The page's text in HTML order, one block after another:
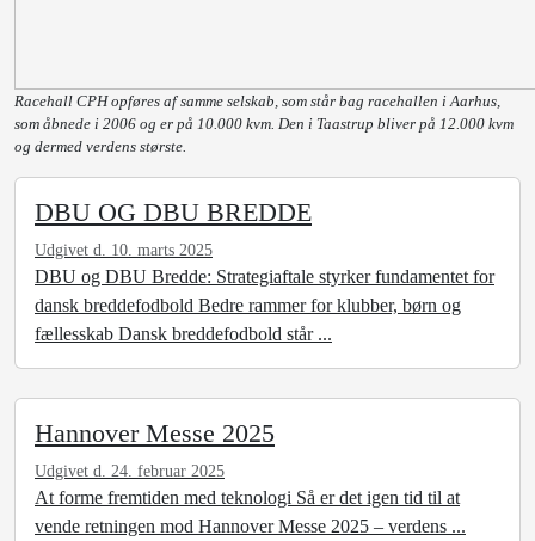
Racehall CPH opføres af samme selskab, som står bag racehallen i Aarhus,
som åbnede i 2006 og er på 10.000 kvm. Den i Taastrup bliver på 12.000 kvm
og dermed verdens største.
DBU OG DBU BREDDE
Udgivet d. 10. marts 2025
DBU og DBU Bredde: Strategiaftale styrker fundamentet for
dansk breddefodbold Bedre rammer for klubber, børn og
fællesskab Dansk breddefodbold står ...
Hannover Messe 2025
Udgivet d. 24. februar 2025
At forme fremtiden med teknologi Så er det igen tid til at
vende retningen mod Hannover Messe 2025 – verdens ...